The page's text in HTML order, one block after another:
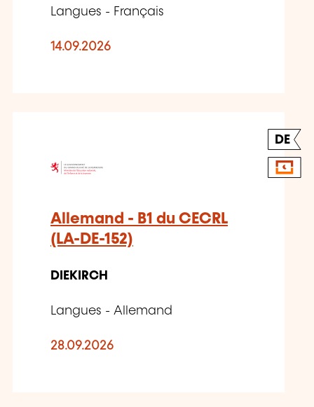
Langues - Français
14.09.2026
DE
Allemand - B1 du CECRL
(LA-DE-152)
DIEKIRCH
Langues - Allemand
28.09.2026